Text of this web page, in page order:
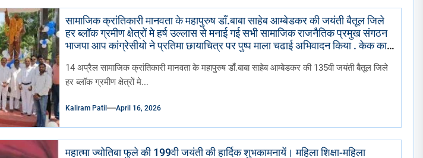
सामाजिक क्रांतिकारी मानवता के महापुरुष डाँ.बाबा साहेब आम्बेडकर की जयंती बैतूल जिले
हर ब्लॉक ग्रमीण क्षेत्रों मे हर्ष उल्लास से मनाई गई सभी सामाजिक राजनैतिक प्रमुख संगठन
भाजपा आप कांग्रेसीयो ने प्रतिमा छायाचित्र पर पुष्प माला चढाई अभिवादन किया . केक काटा
14 अप्रैल सामाजिक क्रांतिकारी मानवता के महापुरुष डाँ.बाबा साहेब आम्बेडकर की 135वी जयंती बैतूल जिले
हर ब्लॉक ग्रमीण क्षेत्रों मे...
Kaliram Patil April 16, 2026
महात्मा ज्योतिबा फुले की 199वी जयंती की हार्दिक शुभकामनायें। महिला शिक्षा-महिला